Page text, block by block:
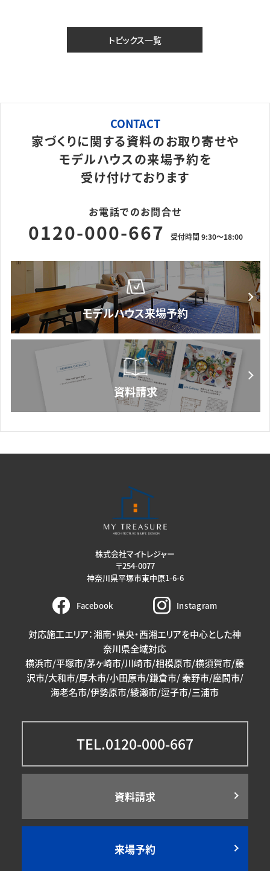
トピックス一覧
CONTACT
家づくりに関する資料のお取り寄せや
モデルハウスの来場予約を
受け付けております
お電話でのお問合せ
0120-000-667 受付時間 9:30～18:00
株式会社マイトレジャー
〒254-0077
神奈川県平塚市東中原1-6-6
Facebook Instagram
対応施工エリア：湘南・県央・西湘エリアを中心とした神
奈川県全域対応
横浜市/平塚市/茅ヶ崎市/川崎市/相模原市/横須賀市/藤
沢市/大和市/厚木市/小田原市/鎌倉市/ 秦野市/座間市/
海老名市/伊勢原市/綾瀬市/逗子市/三浦市
TEL.0120-000-667
資料請求
来場予約